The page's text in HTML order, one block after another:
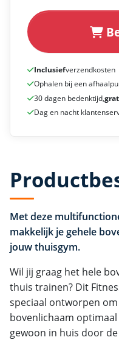
Inclusiefverzendkosten
Ophalen bij een
30 dagen bedenktijd,
Dag en nacht
Met deze
makkelijk je gehele
jouw thuisgym.
Wil jij graag het hele
thuis trainen? Dit
speciaal ontworpen
bovenlichaam
gewoon in huis door